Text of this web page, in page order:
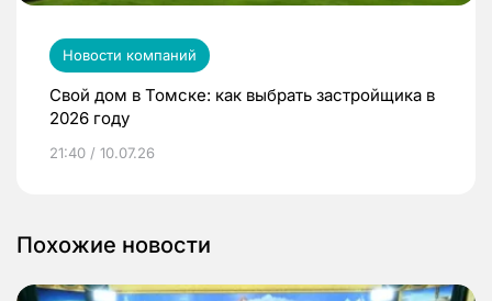
Новости компаний
Свой дом в Томске: как выбрать застройщика в
2026 году
21:40 / 10.07.26
Похожие новости